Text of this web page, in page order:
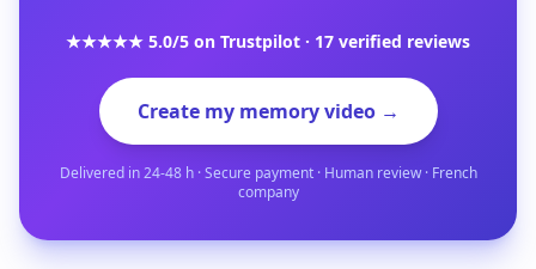
★★★★★ 5.0/5 on Trustpilot · 17 verified reviews
Create my memory video →
Delivered in 24-48 h · Secure payment · Human review · French
company